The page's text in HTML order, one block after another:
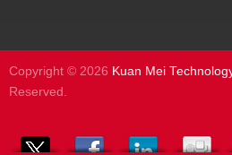
Copyright © 2026 Kuan Mei
Reserved.